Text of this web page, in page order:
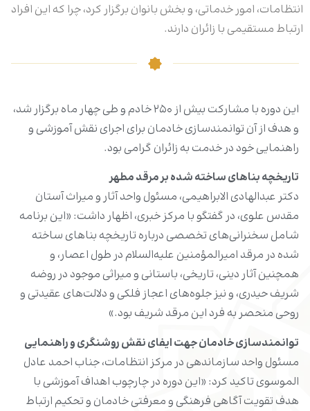
انتظامات، امور خدماتی، و بخش بانوان برگزار کرد، چرا که این افراد
ارتباط مستقیمی با زائران دارند.
این دوره با مشارکت بیش از ۲۵۰ خادم و طی چهار ماه برگزار شد،
و هدف از آن توانمندسازی خادمان برای اجرای نقش آموزشی و
راهنمایی خود در خدمت به زائران گرامی بود.
تاریخچه بناهای ساخته شده بر مرقد مطهر
دکتر عبدالهادی الابراهیمی، مسئول واحد آثار و میراث آستان
مقدس علوی، در گفتگو با مرکز خبری، اظهار داشت: «این برنامه
شامل سخنرانی‌های تخصصی درباره تاریخچه بناهای ساخته
شده در مرقد امیرالمؤمنین علیه‌السلام در طول اعصار، و
همچنین آثار دینی، تاریخی، باستانی و میراثی موجود در روضه
شریف حیدری‌، و نیز جلوه‌های اعجاز فلکی و دلالت‌های عقیدتی و
روحی منحصر به فرد این مرقد شریف بود.»
توانمندسازی خادمان جهت ایفای نقش روشنگری و راهنمایی
مسئول واحد سازماندهی در مرکز انتظامات، جناب احمد عادل
الموسوی تاکید کرد: «این دوره در چارچوب اهداف آموزشی با
هدف تقویت آگاهی فرهنگی و معرفتی خادمان و تحکیم ارتباط